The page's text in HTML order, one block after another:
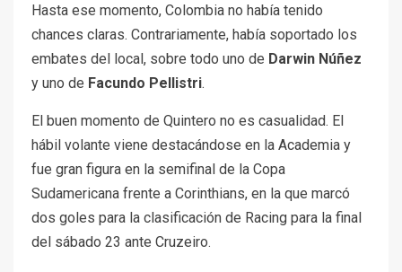
Hasta ese momento, Colombia no había tenido
chances claras. Contrariamente, había soportado los
embates del local, sobre todo uno de Darwin Núñez
y uno de Facundo Pellistri.
El buen momento de Quintero no es casualidad. El
hábil volante viene destacándose en la Academia y
fue gran figura en la semifinal de la Copa
Sudamericana frente a Corinthians, en la que marcó
dos goles para la clasificación de Racing para la final
del sábado 23 ante Cruzeiro.